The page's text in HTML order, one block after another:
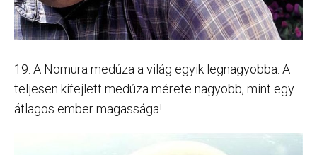
19. A Nomura medúza a világ egyik legnagyobba. A
teljesen kifejlett medúza mérete nagyobb, mint egy
átlagos ember magassága!